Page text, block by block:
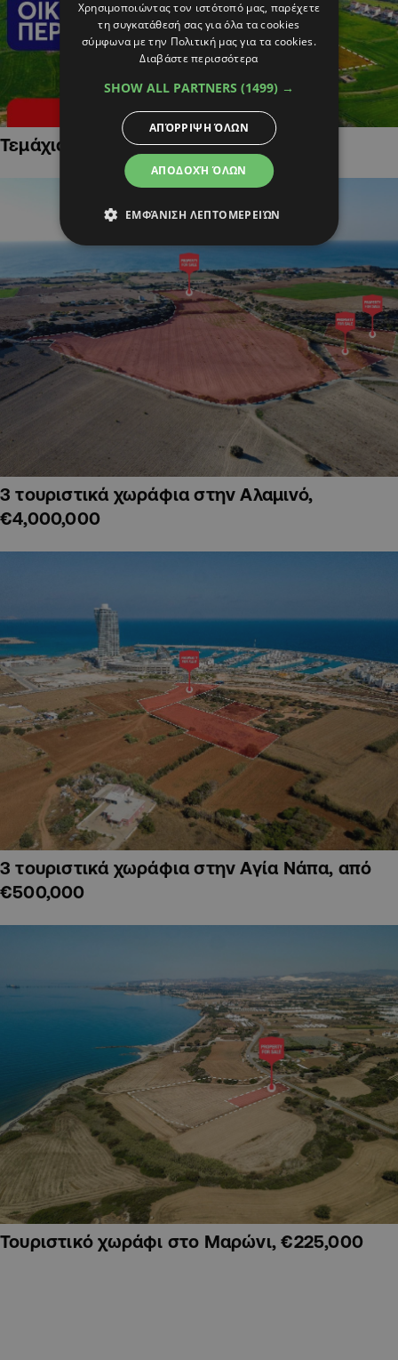
Τεμάχια Γης σε Οικιστικές Περιοχές
3 τουριστικά χωράφια στην Αλαμινό,
€4,000,000
3 τουριστικά χωράφια στην Αγία Νάπα, από
€500,000
Τουριστικό χωράφι στο Μαρώνι, €225,000
Χρησιμοποιώντας τον ιστότοπό μας, παρέχετε
τη συγκατάθεσή σας για όλα τα cookies
σύμφωνα με την Πολιτική μας για τα cookies.
Διαβάστε περισσότερα
SHOW ALL PARTNERS (1499) →
ΑΠΟΔΟΧΉ ΌΛΩΝ
ΑΠΌΡΡΙΨΗ ΌΛΩΝ
ΕΜΦΆΝΙΣΗ ΛΕΠΤΟΜΕΡΕΙΏΝ